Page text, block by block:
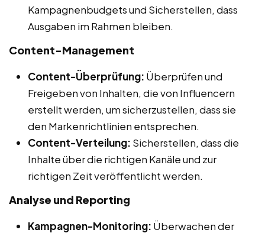
Kampagnenbudgets und Sicherstellen, dass
Ausgaben im Rahmen bleiben.
Content-Management
Content-Überprüfung: Überprüfen und
Freigeben von Inhalten, die von Influencern
erstellt werden, um sicherzustellen, dass sie
den Markenrichtlinien entsprechen.
Content-Verteilung: Sicherstellen, dass die
Inhalte über die richtigen Kanäle und zur
richtigen Zeit veröffentlicht werden.
Analyse und Reporting
Kampagnen-Monitoring: Überwachen der